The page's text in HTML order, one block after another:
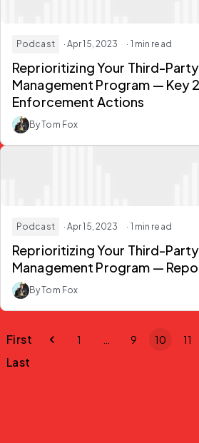
Podcast · Apr 15, 2023 · 1 min read
Reprioritizing Your Third-Party
Management Program — Key
Enforcement Actions
By Tom Fox
Podcast · Apr 15, 2023 · 1 min read
Reprioritizing Your Third-Party
Management Program —
By Tom Fox
First 1 9 10 11
Last